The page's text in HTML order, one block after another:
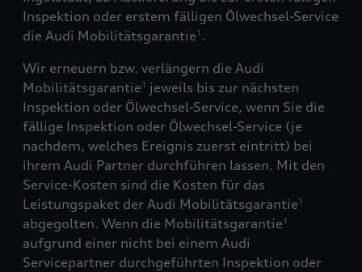
Inspektion oder erstem fälligen Ölwechsel-Service
die Audi Mobilitätsgarantie1 .
Wir erneuern bzw. verlängern die Audi
Mobilitätsgarantie1
jeweils bis zur nächsten
Inspektion oder Ölwechsel-Service, wenn Sie die
fällige Inspektion oder Ölwechsel-Service (je
nachdem, welches Ereignis zuerst eintritt) bei
ihrem Audi Partner durchführen lassen. Mit den
Service-Kosten sind die Kosten für das
Leistungspaket der Audi Mobilitätsgarantie1
abgegolten. Wenn die Mobilitätsgarantie1
aufgrund einer nicht bei einem Audi
Servicepartner durchgeführten Inspektion oder